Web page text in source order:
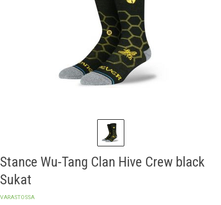
Stance Wu-Tang Clan Hive Crew black
Sukat
VARASTOSSA